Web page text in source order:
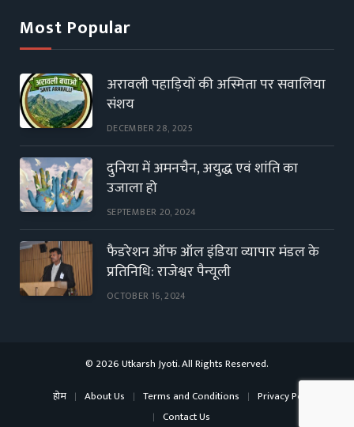
Most Popular
अरावली पहाड़ियों की अस्मिता पर सवालिया
संशय
DECEMBER 28, 2025
दुनिया में अमनचैन, अयुद्ध एवं शांति का
उजाला हो
SEPTEMBER 20, 2024
फैडरेशन ऑफ ऑल इंडिया व्यापार मंडल के
प्रतिनिधि: राजेश्वर पैन्यूली
OCTOBER 16, 2024
© 2026 Utkarsh Jyoti. All Rights Reserved.
होम
About Us Terms and Conditions
Privacy Policy
Contact Us